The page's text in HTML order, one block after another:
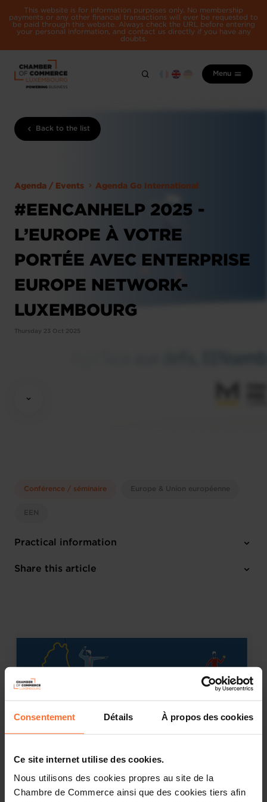
Consentement Détails À propos des cookies
Ce site internet utilise des cookies.
Nous utilisons des cookies propres au site de la
Chambre de Commerce ainsi que des cookies tiers afin
This website is for information purposes only. No membership
payments or any other financial transactions will ever be requested to
be paid through this website. Always check the URL before entering
your personal information, and contact us directly if you have any
doubts.
Menu
Back to the list
Agenda / Events Agenda Go International
#EENCANHELP 2025 -
L’EUROPE À VOTRE
PORTÉE AVEC ENTERPRISE
EUROPE NETWORK-
LUXEMBOURG
Thursday 23 Oct 2025
Conférence / séminaire Europe & Union européenne
EEN
Practical information
Thursday 23 Oct 2025
Share this article